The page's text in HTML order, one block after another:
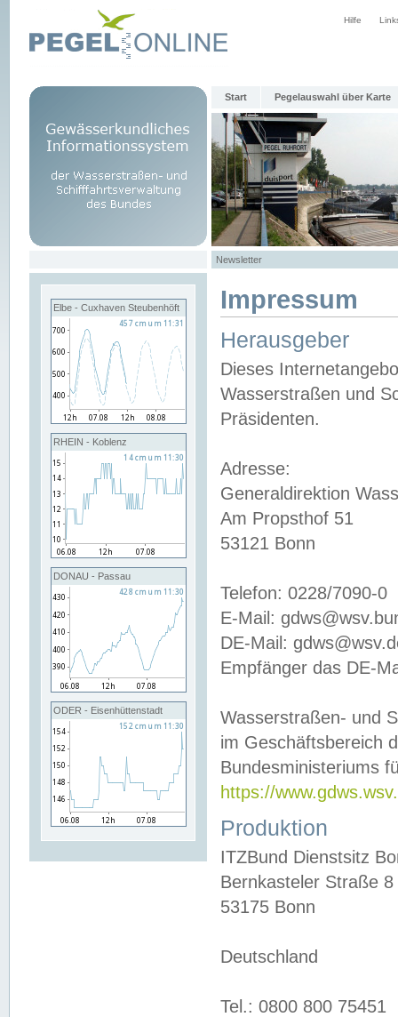
Hilfe
Start Pegelauswahl über Karte
Newsletter
Elbe - Cuxhaven Steubenhöft
RHEIN - Koblenz
DONAU - Passau
ODER - Eisenhüttenstadt
Impressum
Herausgeber
Dieses
Wasserstraßen und
Präsidenten.
Adresse:
Generaldirektion
Am Propsthof 51
53121 Bonn
Telefon: 0228/7090-0
E-Mail:
DE-Mail:
Empfänger das DE-
Wasserstraßen- und
im Geschäftsbereich
Bundesministeriums
https://
Produktion
ITZBund Dienstsitz
Bernkasteler Straße 8
53175 Bonn
Deutschland
Tel.: 0800 800 75451